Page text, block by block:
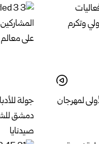
لمهرجان
جولة
دمشق
صيدنايا